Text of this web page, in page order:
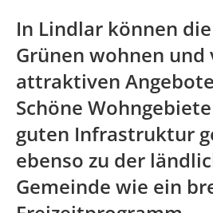
In Lindlar können
Grünen wohnen und
attraktiven
Schöne
guten Infrastruktur
ebenso zu der
Gemeinde wie ein